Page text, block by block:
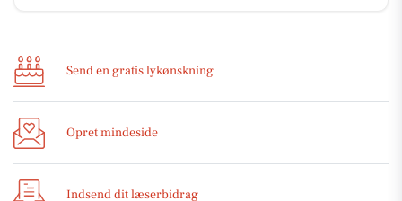
Send en gratis lykønskning
Opret mindeside
Indsend dit læserbidrag